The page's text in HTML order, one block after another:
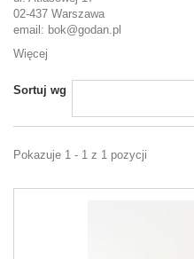
02-437 Warszawa
email: bok@godan.pl
Więcej
Sortuj wg
Pokazuje 1 - 1 z 1 pozycji